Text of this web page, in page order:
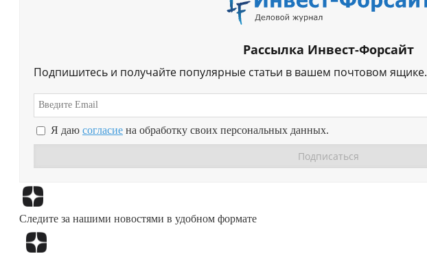
Рассылка Инвест-Форсайт
Подпишитесь и получайте популярные статьи в вашем почтовом ящике.
Я даю согласие на обработку своих персональных данных.
Следите за нашими новостями в удобном формате